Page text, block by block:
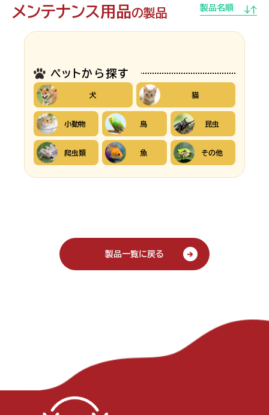
メンテナンス用品の製品 製品名順
ペットから探す
犬 猫
小動物 鳥 昆虫
爬虫類 魚 その他
製品一覧に戻る